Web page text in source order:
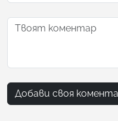
Добави своя